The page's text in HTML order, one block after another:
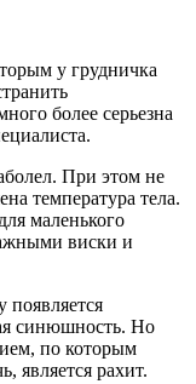
у грудничка
более серьезна
При этом не
температура тела.
маленького
виски и
появляется
синюшность. Но
по которым
является рахит.